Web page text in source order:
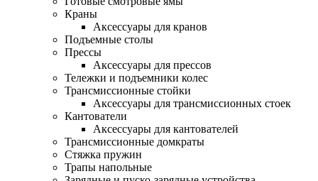
Краны
Аксессуары для кранов
Подъемные столы
Прессы
Аксессуары для прессов
Тележки и подъемники колес
Трансмиссионные стойки
Аксессуары для трансмиссионных стоек
Кантователи
Аксессуары для кантователей
Трансмиссионные домкраты
Стяжка пружин
Трапы напольные